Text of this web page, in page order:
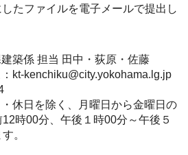
したファイルを電子メールで提出し
築係 担当 田中・荻原・佐藤
kt-kenchiku@city.yokohama.lg.jp
休日を除く、月曜日から金曜日の
時00分、午後１時00分～午後５
。